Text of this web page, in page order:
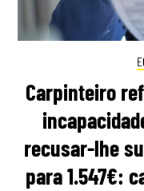
Carpinteiro
recusar-lhe
para 1.547€: